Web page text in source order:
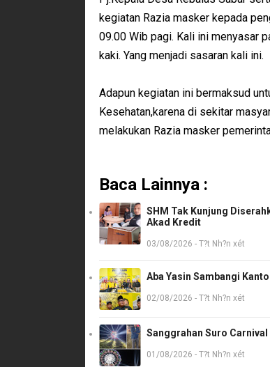
kegiatan Razia masker kepada
09.00 Wib pagi. Kali ini menyasar
kaki. Yang menjadi sasaran kali ini.
Adapun kegiatan ini bermaksud
Kesehatan,karena di sekitar
melakukan Razia masker
Baca Lainnya :
SHM Tak Kunjung
Akad Kredit
03/08/2026 - T?t Nh?n xét
Aba Yasin Sambangi
02/08/2026 - T?t Nh?n xét
Sanggrahan Suro Carnival
01/08/2026 - T?t Nh?n xét